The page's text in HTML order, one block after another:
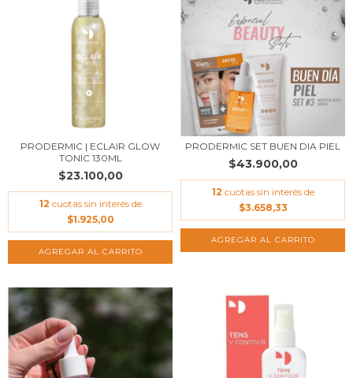
PRODERMIC | ECLAIR GLOW
TONIC 130ML
$23.100,00
12 cuotas sin interés de
$1.925,00
PRODERMIC SET BUEN DIA PIEL
$43.900,00
12 cuotas sin interés de
$3.658,33